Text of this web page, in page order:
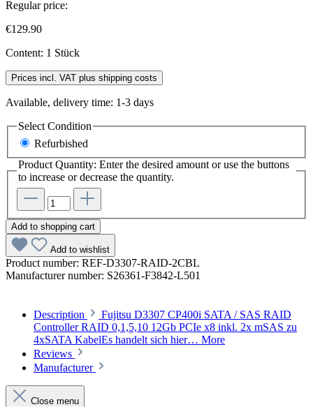
Regular price:
€129.90
Content: 1 Stück
Prices incl. VAT plus shipping costs
Available, delivery time: 1-3 days
Select Condition
Refurbished
Product Quantity: Enter the desired amount or use the buttons
to increase or decrease the quantity.
Add to shopping cart
Add to wishlist
Product number: REF-D3307-RAID-2CBL
Manufacturer number: S26361-F3842-L501
Description
Fujitsu D3307 CP400i SATA / SAS RAID
Controller RAID 0,1,5,10 12Gb PCIe x8 inkl. 2x mSAS zu
4xSATA KabelEs handelt sich hier… More
Reviews
Manufacturer
Close menu